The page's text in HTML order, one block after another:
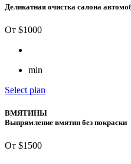
Деликатная очистка салона
От $1000
min
Select plan
ВМЯТИНЫ
Выпрямление вмятин без покраски
От $1500